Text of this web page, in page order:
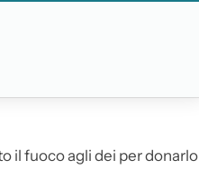
il fuoco agli dei per donarlo